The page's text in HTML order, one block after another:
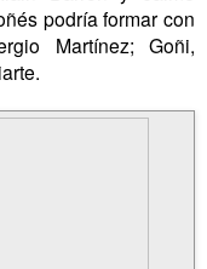
podría formar con
Martínez; Goñi,